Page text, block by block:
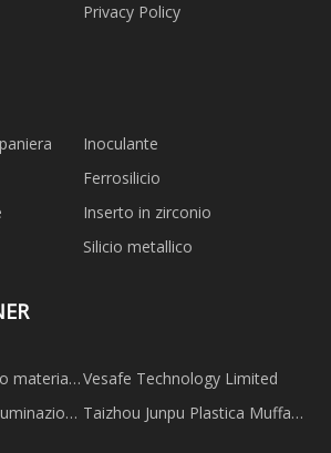
Privacy Policy
Inoculante
Ferrosilicio
Inserto in zirconio
Silicio metallico
materialeVesafe Technology Limited
Taizhou Junpu Plastica Muffa